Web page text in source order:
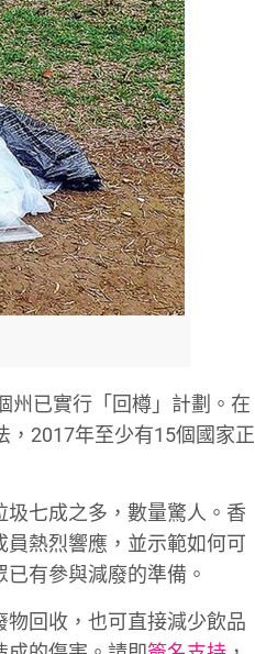
州已實行「回樽」計劃。在
，2017年至少有15個國家正
七成之多，數量驚人。香
熱烈響應，並示範如何可
有參與減廢的準備。
回收，也可直接減少飲品